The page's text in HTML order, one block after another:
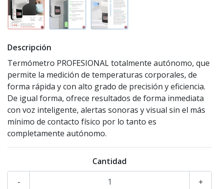
Descripción
Termómetro PROFESIONAL totalmente autónomo, que
permite la medición de temperaturas corporales, de
forma rápida y con alto grado de precisión y eficiencia.
De igual forma, ofrece resultados de forma inmediata
con voz inteligente, alertas sonoras y visual sin el más
mínimo de contacto físico por lo tanto es
completamente autónomo.
Cantidad
+
-